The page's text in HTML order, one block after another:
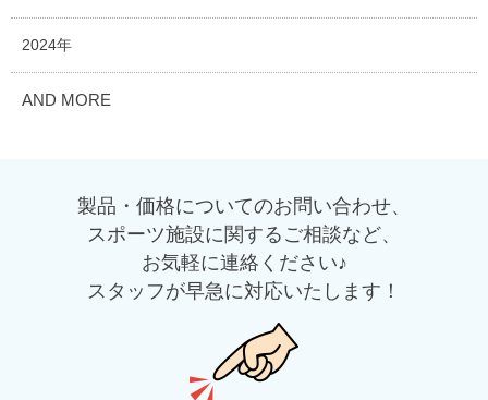
2024年
AND MORE
製品・価格についてのお問い合わせ、
スポーツ施設に関するご相談など、
お気軽に連絡ください♪
スタッフが早急に対応いたします！